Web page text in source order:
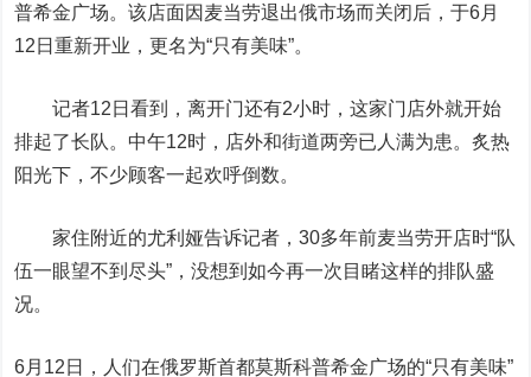
普希金广场。该店面因麦当劳退出俄市场而关闭后，于6月
12日重新开业，更名为“只有美味”。
记者12日看到，离开门还有2小时，这家门店外就开始
排起了长队。中午12时，店外和街道两旁已人满为患。炙热
阳光下，不少顾客一起欢呼倒数。
家住附近的尤利娅告诉记者，30多年前麦当劳开店时“队
伍一眼望不到尽头”，没想到如今再一次目睹这样的排队盛
况。
6月12日，人们在俄罗斯首都莫斯科普希金广场的“只有美味”